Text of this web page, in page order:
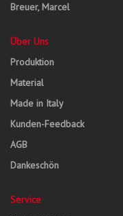
Breuer, Marcel
Über Uns
Produktion
Material
Made in Italy
Kunden-Feedback
AGB
Dankeschön
Service